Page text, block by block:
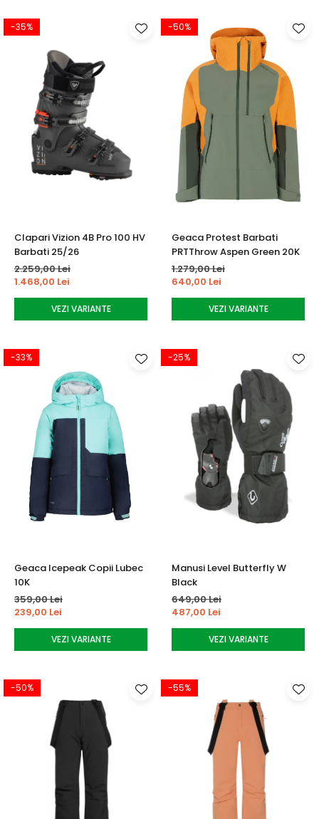
-35%
Clapari Vizion 4B Pro 100 HV
Barbati 25/26
2.259,00 Lei
1.468,00 Lei
VEZI VARIANTE
-50%
Geaca Protest Barbati
PRTThrow Aspen Green 20K
1.279,00 Lei
640,00 Lei
VEZI VARIANTE
-33%
Geaca Icepeak Copii Lubec
10K
359,00 Lei
239,00 Lei
VEZI VARIANTE
-25%
Manusi Level Butterfly W
Black
649,00 Lei
487,00 Lei
VEZI VARIANTE
-50% -55%